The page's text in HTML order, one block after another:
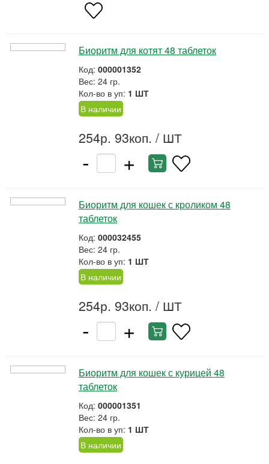
Биоритм для котят 48 таблеток
Код: 000001352
Вес: 24 гр.
Кол-во в уп: 1 ШТ
В наличии
254р. 93коп. / ШТ
- +
Биоритм для кошек с кроликом 48
таблеток
Код: 000032455
Вес: 24 гр.
Кол-во в уп: 1 ШТ
В наличии
254р. 93коп. / ШТ
- +
Биоритм для кошек с курицей 48
таблеток
Код: 000001351
Вес: 24 гр.
Кол-во в уп: 1 ШТ
В наличии